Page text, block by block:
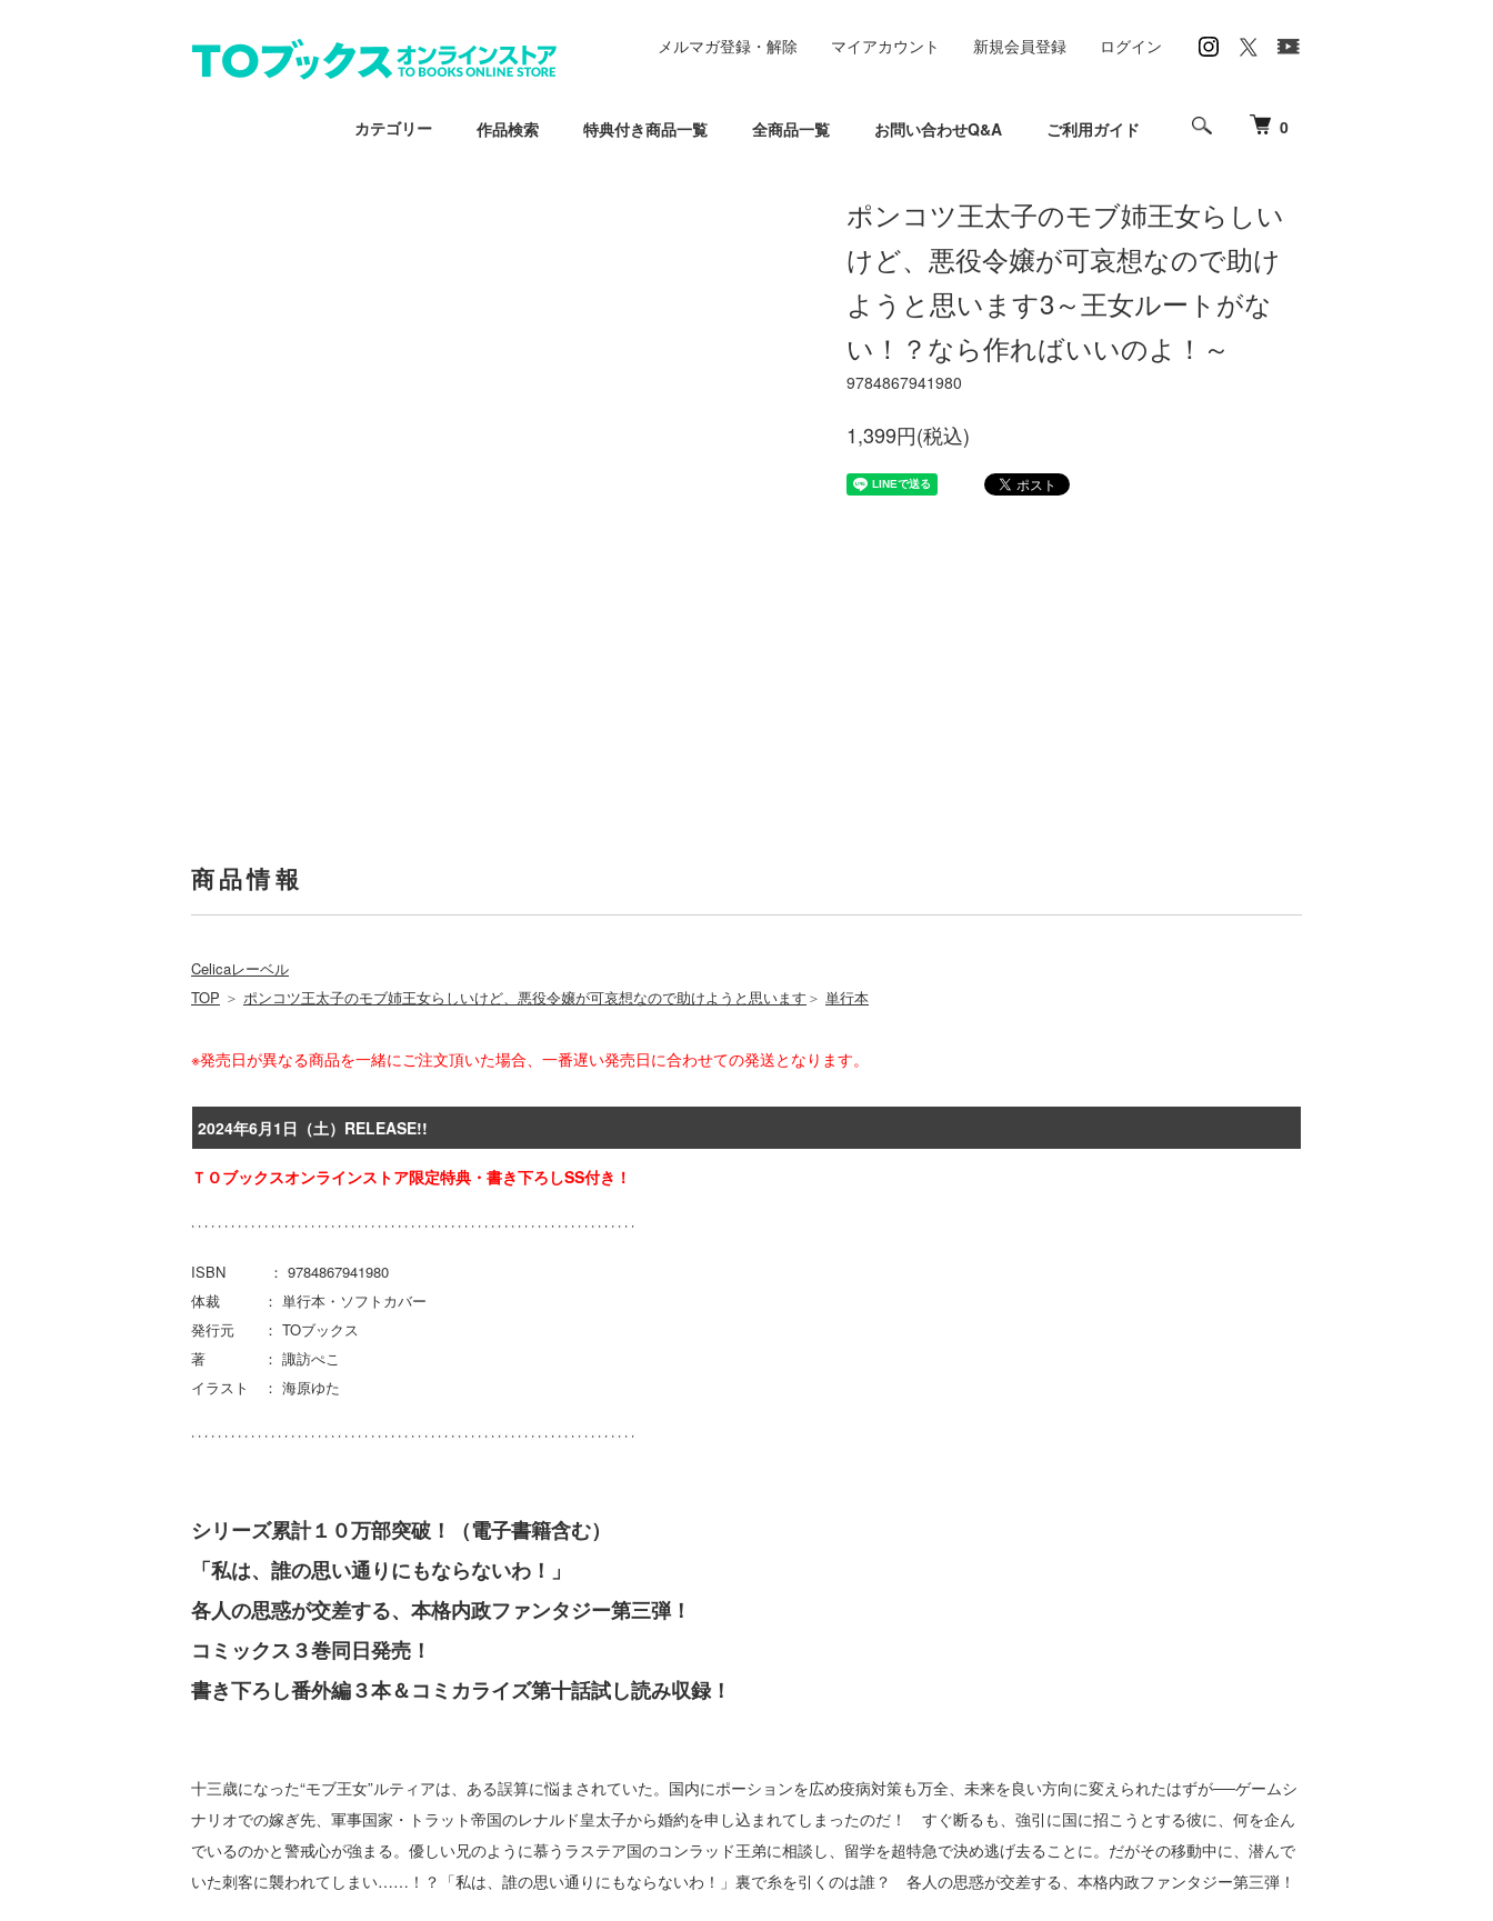
0
カテゴリー 作品検索 特典付き商品一覧 全商品一覧 お問い合わせQ&A ご利用ガイド
メルマガ登録・解除 マイアカウント 新規会員登録 ログイン
ポンコツ王太子のモブ姉王女らしい
けど、悪役令嬢が可哀想なので助け
ようと思います3～王女ルートがな
い！？なら作ればいいのよ！～
9784867941980
1,399円(税込)
商品情報
Celicaレーベル
TOP ＞ ポンコツ王太子のモブ姉王女らしいけど、悪役令嬢が可哀想なので助けようと思います ＞ 単行本
※発売日が異なる商品を一緒にご注文頂いた場合、一番遅い発売日に合わせての発送となります。
2024年6月1日（土）RELEASE!!
ＴＯブックスオンラインストア限定特典・書き下ろしSS付き！
ISBN ： 9784867941980
体裁 ： 単行本・ソフトカバー
発行元 ： TOブックス
著 ： 諏訪ぺこ
イラスト ： 海原ゆた
シリーズ累計１０万部突破！（電子書籍含む）
「私は、誰の思い通りにもならないわ！」
各人の思惑が交差する、本格内政ファンタジー第三弾！
コミックス３巻同日発売！
書き下ろし番外編３本＆コミカライズ第十話試し読み収録！
十三歳になった“モブ王女”ルティアは、ある誤算に悩まされていた。国内にポーションを広め疫病対策も万全、未来を良い方向に変えられたはずが──ゲームシ
ナリオでの嫁ぎ先、軍事国家・トラット帝国のレナルド皇太子から婚約を申し込まれてしまったのだ！ すぐ断るも、強引に国に招こうとする彼に、何を企ん
でいるのかと警戒心が強まる。優しい兄のように慕うラステア国のコンラッド王弟に相談し、留学を超特急で決め逃げ去ることに。だがその移動中に、潜んで
いた刺客に襲われてしまい……！？「私は、誰の思い通りにもならないわ！」裏で糸を引くのは誰？ 各人の思惑が交差する、本格内政ファンタジー第三弾！